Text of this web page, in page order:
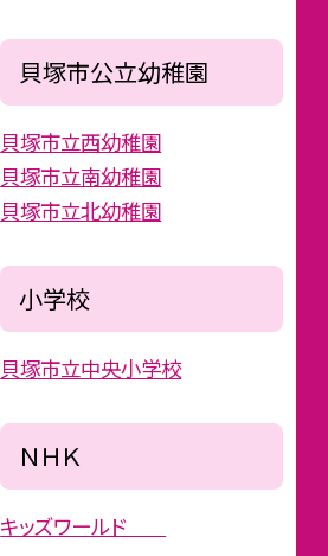
貝塚市公立幼稚園
貝塚市立西幼稚園
貝塚市立南幼稚園
貝塚市立北幼稚園
小学校
貝塚市立中央小学校
ＮＨＫ
キッズワールド